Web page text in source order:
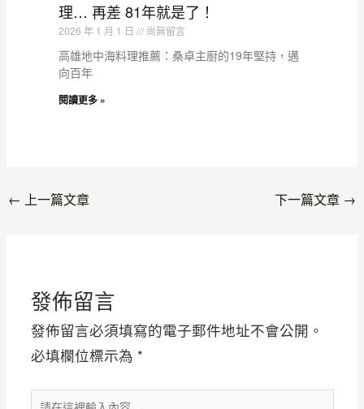
理… 再差 81年就是了！
2026 年 1 月 1 日 尚無留言
高雄地中海料理推薦：桑卓主廚的19年堅持，邁
向百年
閱讀更多 »
← 上一篇文章 下一篇文章 →
發佈留言
發佈留言必須填寫的電子郵件地址不會公開。
必填欄位標示為 *